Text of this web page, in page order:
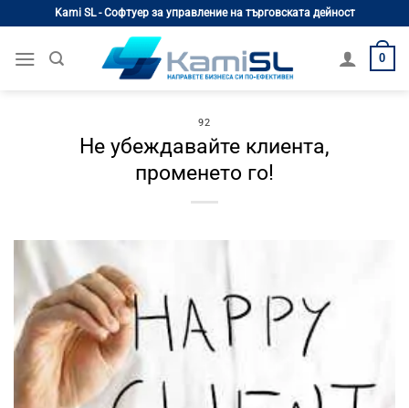
content
Kami SL - Софтуер за управление на търговската дейност
0
92
Не убеждавайте клиента,
променето го!